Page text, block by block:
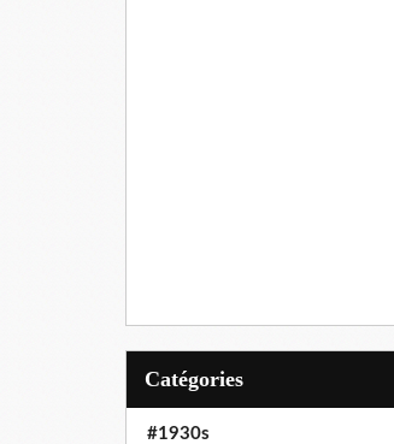
Catégories
#1930s